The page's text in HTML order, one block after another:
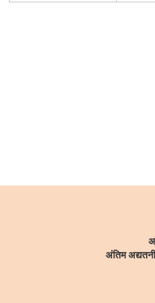
अंतिम